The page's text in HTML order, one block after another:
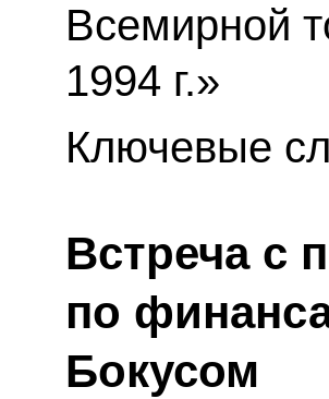
Всемирной
1994 г.»
Ключевые
Встреча с
по
Бокусом